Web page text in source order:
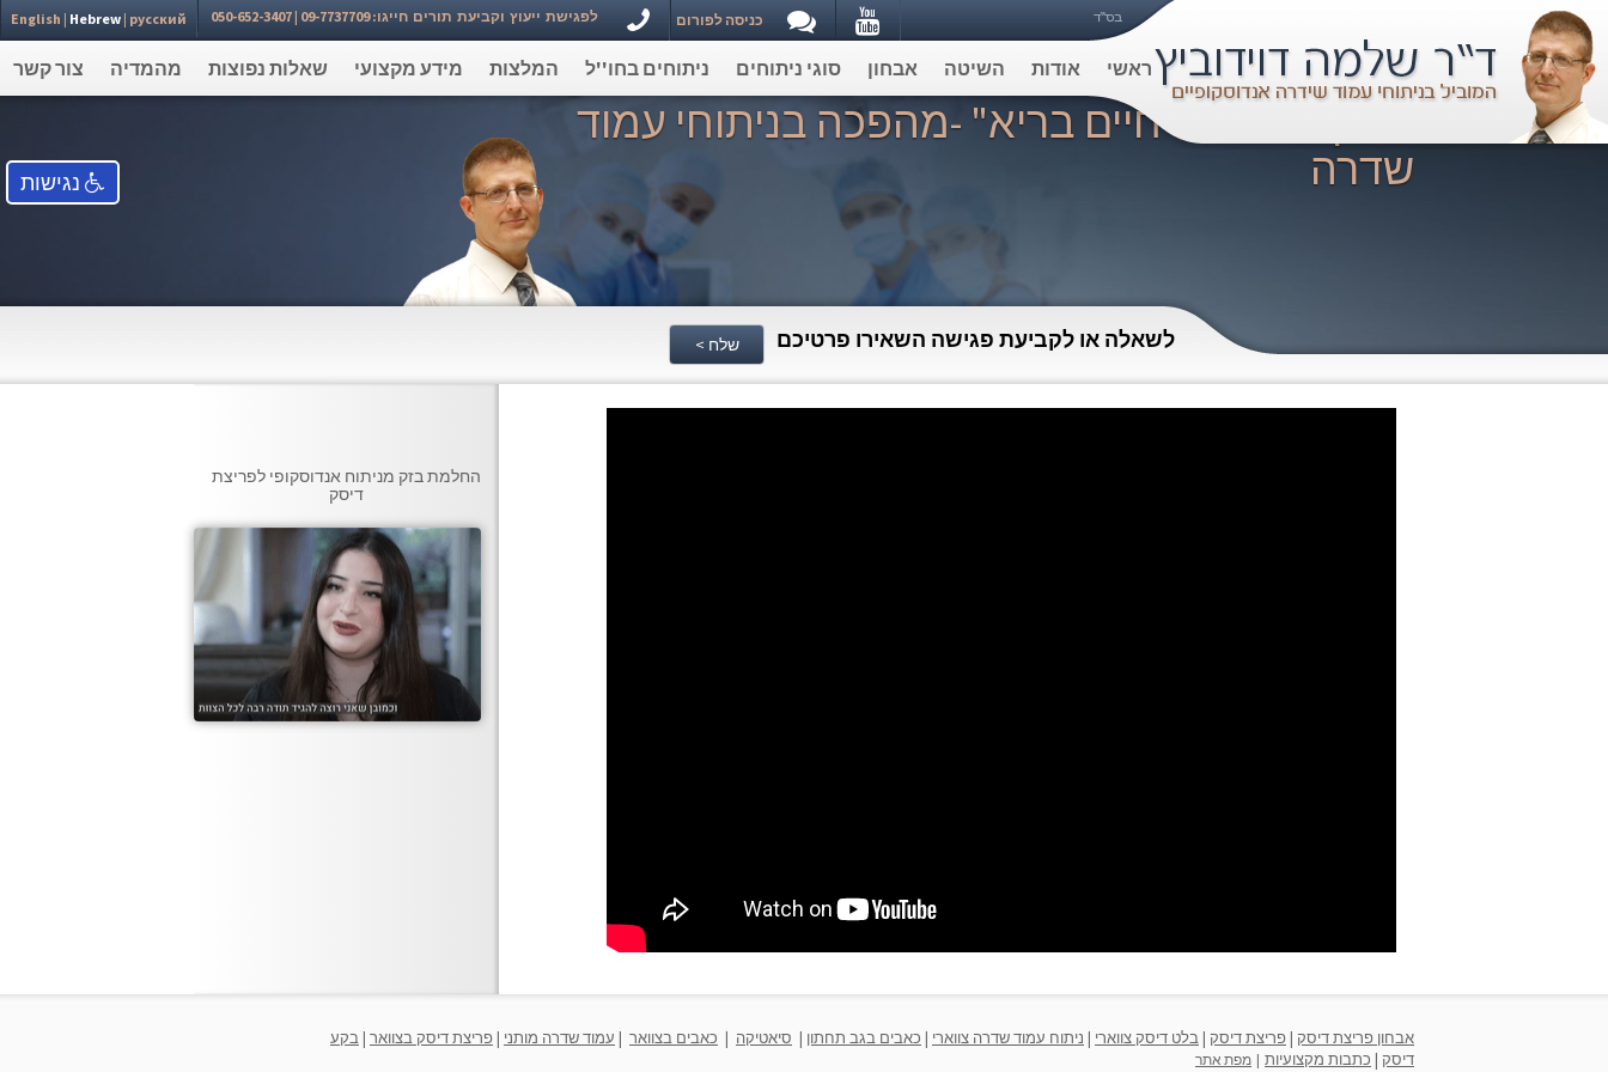
English | Hebrew | русский לפגישת ייעוץ וקביעת תורים חייגו: 09-7737709 | 050-652-3407⁩ כניסה לפורום
Youtube
ראשי אודות השיטה אבחון סוגי ניתוחים ניתוחים בחו''ל המלצות מידע מקצועי שאלות נפוצות מהמדיה צור קשר
ראיון בתכנית "חיים בריא" -מהפכה בניתוחי עמוד
שדרה
לשאלה או לקביעת פגישה השאירו פרטיכם שלח >
החלמת בזק מניתוח אנדוסקופי לפריצת
דיסק
אבחון פריצת דיסק | פריצת דיסק | בלט דיסק צווארי | ניתוח עמוד שדרה צווארי | כאבים בגב תחתון | סיאטיקה | כאבים בצוואר | עמוד שדרה מותני | פריצת דיסק בצוואר | בקע
דיסק | כתבות מקצועיות | מפת אתר
נגישות